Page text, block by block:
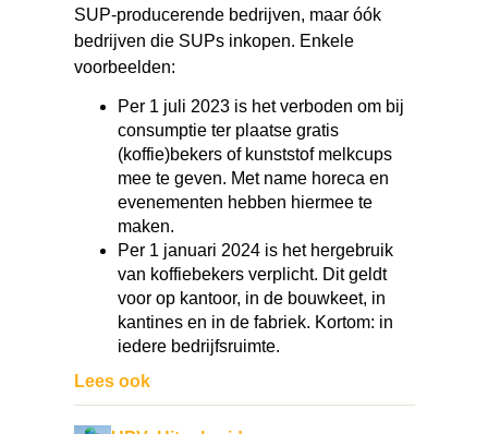
SUP-producerende bedrijven, maar óók
bedrijven die SUPs inkopen. Enkele
voorbeelden:
Per 1 juli 2023 is het verboden om bij
consumptie ter plaatse gratis
(koffie)bekers of kunststof melkcups
mee te geven. Met name horeca en
evenementen hebben hiermee te
maken.
Per 1 januari 2024 is het hergebruik
van koffiebekers verplicht. Dit geldt
voor op kantoor, in de bouwkeet, in
kantines en in de fabriek. Kortom: in
iedere bedrijfsruimte.
Lees ook